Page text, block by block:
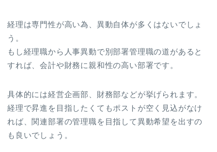
経理は専門性が高い為、異動自体が多くはないでしょ
う。
もし経理職から人事異動で別部署管理職の道があると
すれば、会計や財務に親和性の高い部署です。
具体的には経営企画部、財務部などが挙げられます。
経理で昇進を目指したくてもポストが空く見込がなけ
れば、関連部署の管理職を目指して異動希望を出すの
も良いでしょう。